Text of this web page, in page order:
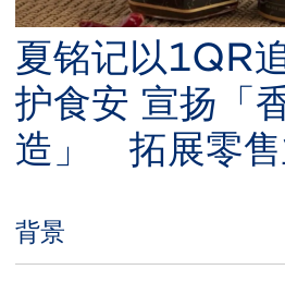
夏铭记以1QR
护食安 宣扬「
造」 拓展零售
Title
背景